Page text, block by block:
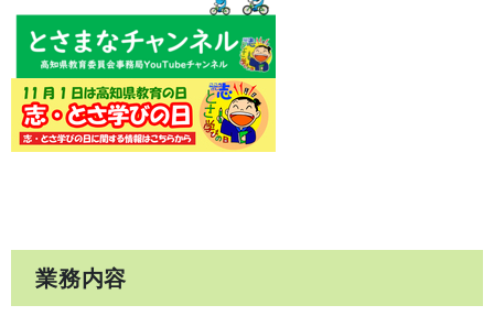
業務内容